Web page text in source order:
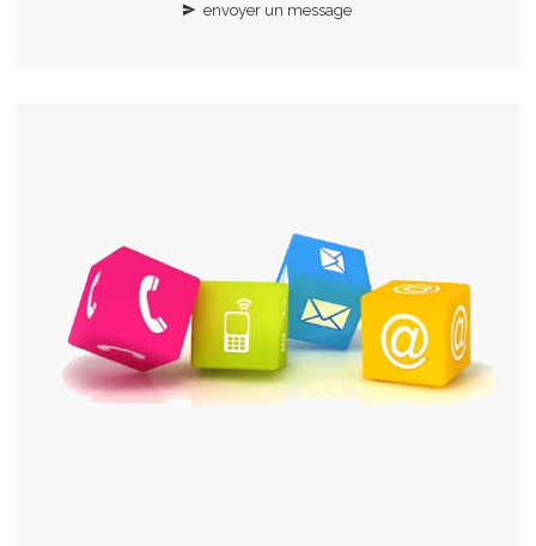
envoyer un message